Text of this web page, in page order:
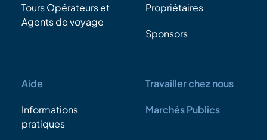
Tours Opérateurs et
Agents de voyage
Propriétaires
Sponsors
Aide
Informations
pratiques
Travailler chez nous
Marchés Publics